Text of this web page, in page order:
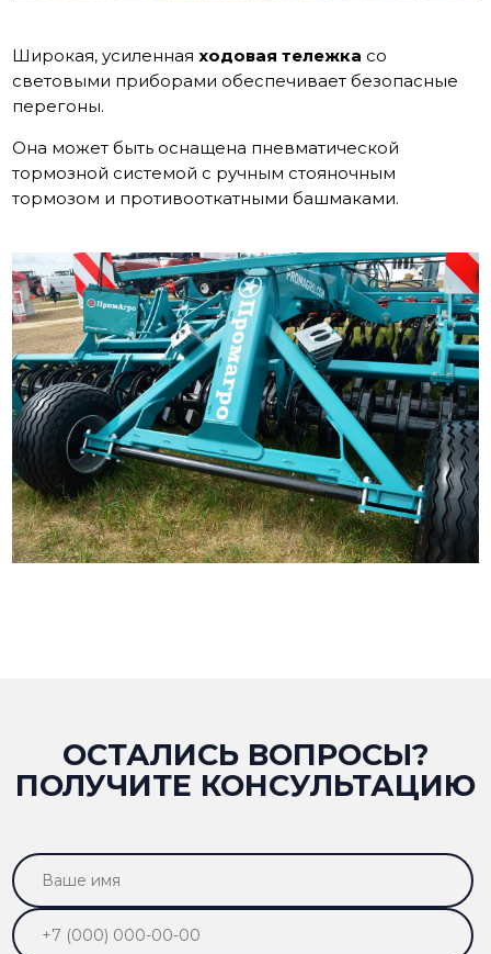
Широкая, усиленнаяходовая тележка со
световыми приборами обеспечивает безопасные
перегоны.
Она может быть оснащена пневматической
тормозной системой с ручным стояночным
тормозом и противооткатными башмаками.
ОСТАЛИСЬ ВОПРОСЫ?
ПОЛУЧИТЕ КОНСУЛЬТАЦИЮ